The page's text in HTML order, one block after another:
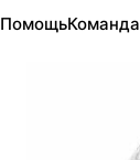
ПомощьКоманда